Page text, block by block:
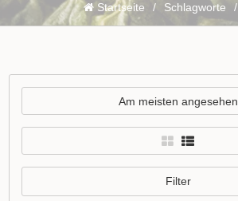
Startseite / Schlagworte /
Am meisten angesehen
Filter